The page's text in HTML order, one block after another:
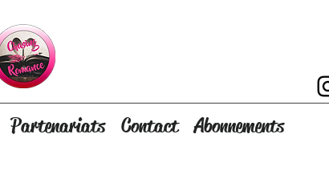
Partenariats Contact Abonnements